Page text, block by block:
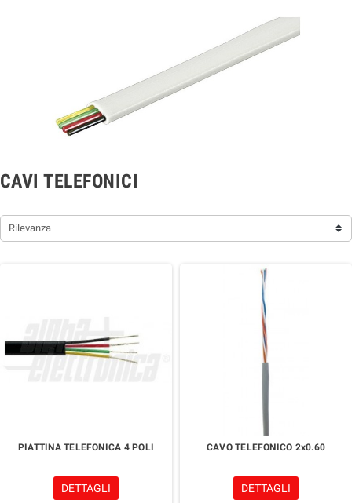
CAVI TELEFONICI
Rilevanza
PIATTINA TELEFONICA 4 POLI
DETTAGLI
CAVO TELEFONICO 2x0.60
DETTAGLI